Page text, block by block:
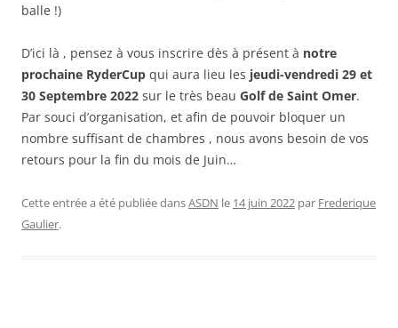
balle !)
D’ici là , pensez à vous inscrire dès à présent à notre
prochaine RyderCup qui aura lieu les jeudi-vendredi 29 et
30 Septembre 2022 sur le très beau Golf de Saint Omer.
Par souci d’organisation, et afin de pouvoir bloquer un
nombre suffisant de chambres , nous avons besoin de vos
retours pour la fin du mois de Juin…
Cette entrée a été publiée dansASDN le 14 juin 2022 par Frederique
Gaulier.